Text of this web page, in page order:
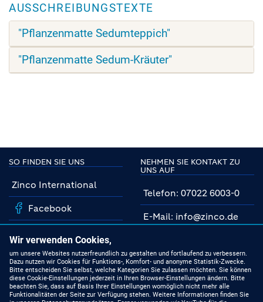
AUSSCHREIBUNGSTEXTE
"Pflanzenmatte Sedumteppich"
"Pflanzenmatte Sedum-Kräuter"
SO FINDEN SIE UNS
Zinco International
Facebook
YouTube
Linkedin
NEHMEN SIE KONTAKT ZU
UNS AUF
Telefon: 07022 6003-0
E-Mail: info@zinco.de
MIT UNS AUF DEM
NEUESTEN STAND
Produkte
Wir verwenden Cookies,
um unsere Websites nutzerfreundlich zu gestalten und fortlaufend zu verbessern.
Dazu nutzen wir Cookies für Funktions-, Komfort- und anonyme Statistik-Zwecke.
Bitte entscheiden Sie selbst, welche Kategorien Sie zulassen möchten. Sie können
diese Cookie-Einstellungen jederzeit in Ihren Browser-Einstellungen ändern. Bitte
beachten Sie, dass auf Basis Ihrer Einstellungen womöglich nicht mehr alle
Funktionalitäten der Seite zur Verfügung stehen. Weitere Informationen finden Sie